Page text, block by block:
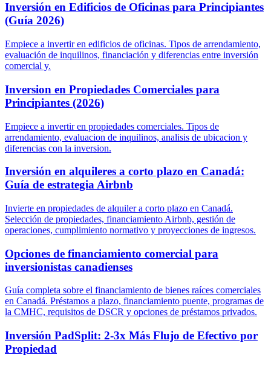
Inversión en Edificios de Oficinas para Principiantes
(Guía 2026)
Empiece a invertir en edificios de oficinas. Tipos de arrendamiento,
evaluación de inquilinos, financiación y diferencias entre inversión
comercial y.
Inversion en Propiedades Comerciales para
Principiantes (2026)
Empiece a invertir en propiedades comerciales. Tipos de
arrendamiento, evaluacion de inquilinos, analisis de ubicacion y
diferencias con la inversion.
Inversión en alquileres a corto plazo en Canadá:
Guía de estrategia Airbnb
Invierte en propiedades de alquiler a corto plazo en Canadá.
Selección de propiedades, financiamiento Airbnb, gestión de
operaciones, cumplimiento normativo y proyecciones de ingresos.
Opciones de financiamiento comercial para
inversionistas canadienses
Guía completa sobre el financiamiento de bienes raíces comerciales
en Canadá. Préstamos a plazo, financiamiento puente, programas de
la CMHC, requisitos de DSCR y opciones de préstamos privados.
Inversión PadSplit: 2-3x Más Flujo de Efectivo por
Propiedad